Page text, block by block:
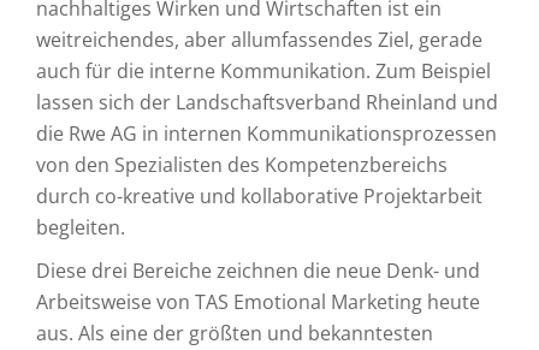
nachhaltiges Wirken und Wirtschaften ist ein
weitreichendes, aber allumfassendes Ziel, gerade
auch für die interne Kommunikation. Zum Beispiel
lassen sich der Landschaftsverband Rheinland und
die Rwe AG in internen Kommunikationsprozessen
von den Spezialisten des Kompetenzbereichs
durch co-kreative und kollaborative Projektarbeit
begleiten.
Diese drei Bereiche zeichnen die neue Denk- und
Arbeitsweise von TAS Emotional Marketing heute
aus. Als eine der größten und bekanntesten